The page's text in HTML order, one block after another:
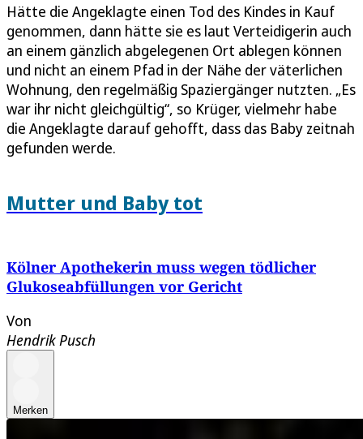
Hätte die Angeklagte einen Tod des Kindes in Kauf
genommen, dann hätte sie es laut Verteidigerin auch
an einem gänzlich abgelegenen Ort ablegen können
und nicht an einem Pfad in der Nähe der väterlichen
Wohnung, den regelmäßig Spaziergänger nutzten. „Es
war ihr nicht gleichgültig“, so Krüger, vielmehr habe
die Angeklagte darauf gehofft, dass das Baby zeitnah
gefunden werde.
Mutter und Baby tot
Kölner Apothekerin muss wegen tödlicher
Glukoseabfüllungen vor Gericht
Von
Hendrik Pusch
Merken